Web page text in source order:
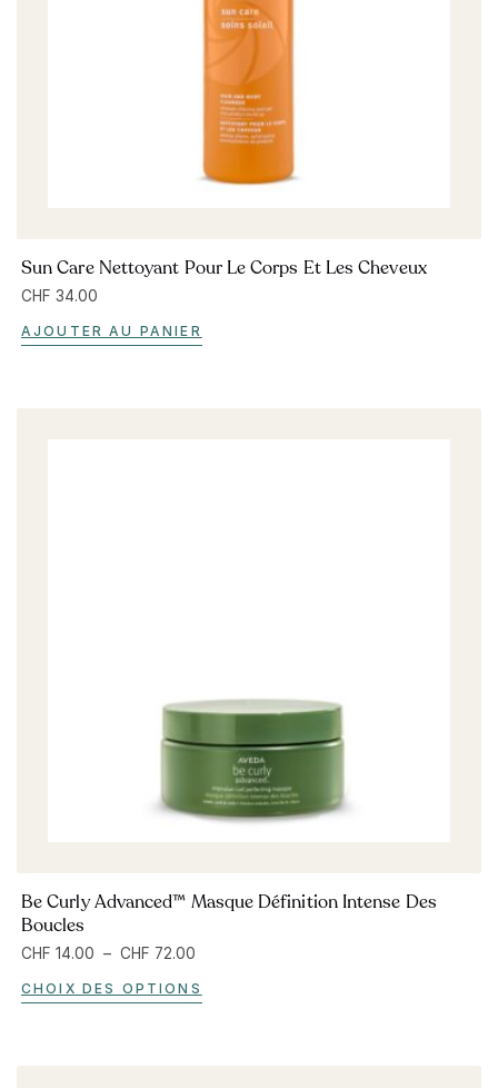
Sun Care Nettoyant Pour Le Corps Et Les Cheveux
CHF 34.00
AJOUTER AU PANIER
Be Curly Advanced™ Masque Définition Intense Des
Boucles
CHF 14.00 – CHF 72.00
CHOIX DES OPTIONS